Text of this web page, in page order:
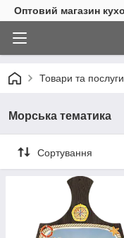
Оптовий магазин
Товари та послуги
Морська тематика
Сортування